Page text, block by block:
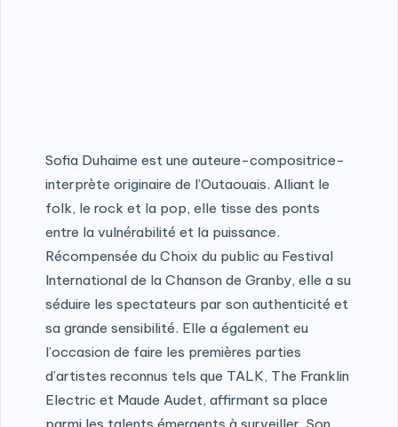
Sofia Duhaime est une auteure-compositrice-
interprète originaire de l’Outaouais. Alliant le
folk, le rock et la pop, elle tisse des ponts
entre la vulnérabilité et la puissance.
Récompensée du Choix du public au Festival
International de la Chanson de Granby, elle a su
séduire les spectateurs par son authenticité et
sa grande sensibilité. Elle a également eu
l’occasion de faire les premières parties
d’artistes reconnus tels que TALK, The Franklin
Electric et Maude Audet, affirmant sa place